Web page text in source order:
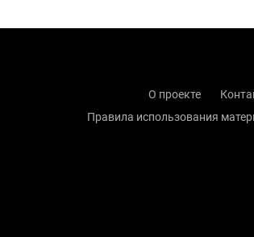
О проекте
Правила использования